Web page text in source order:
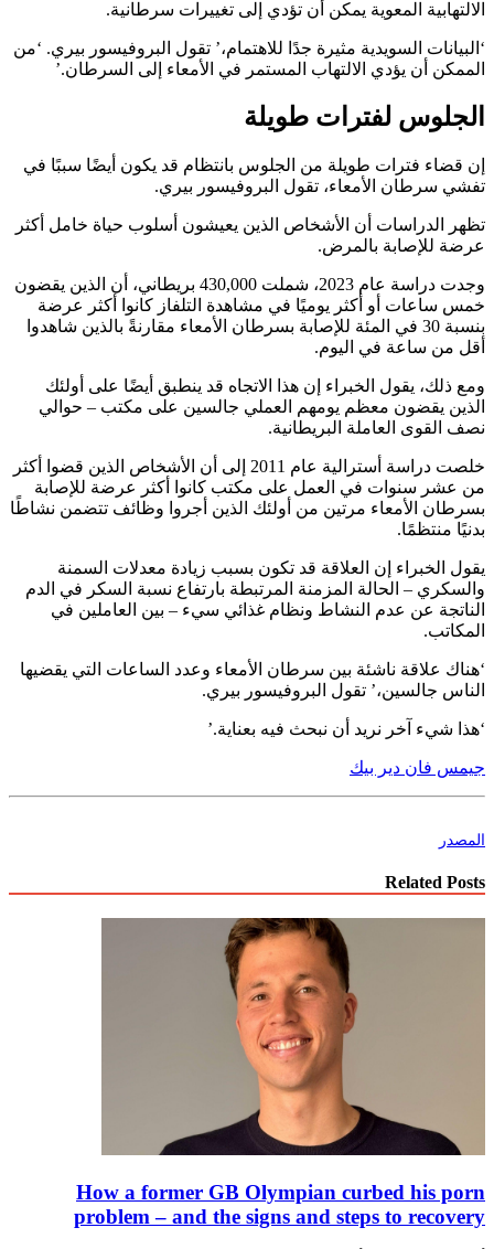
الالتهابية المعوية يمكن أن تؤدي إلى تغييرات سرطانية.
‘البيانات السويدية مثيرة جدًا للاهتمام،’ تقول البروفيسور بيري. ‘من
الممكن أن يؤدي الالتهاب المستمر في الأمعاء إلى السرطان.’
الجلوس لفترات طويلة
إن قضاء فترات طويلة من الجلوس بانتظام قد يكون أيضًا سببًا في
تفشي سرطان الأمعاء، تقول البروفيسور بيري.
تظهر الدراسات أن الأشخاص الذين يعيشون أسلوب حياة خامل أكثر
عرضة للإصابة بالمرض.
وجدت دراسة عام 2023، شملت 430,000 بريطاني، أن الذين يقضون
خمس ساعات أو أكثر يوميًا في مشاهدة التلفاز كانوا أكثر عرضة
بنسبة 30 في المئة للإصابة بسرطان الأمعاء مقارنةً بالذين شاهدوا
أقل من ساعة في اليوم.
ومع ذلك، يقول الخبراء إن هذا الاتجاه قد ينطبق أيضًا على أولئك
الذين يقضون معظم يومهم العملي جالسين على مكتب – حوالي
نصف القوى العاملة البريطانية.
خلصت دراسة أسترالية عام 2011 إلى أن الأشخاص الذين قضوا أكثر
من عشر سنوات في العمل على مكتب كانوا أكثر عرضة للإصابة
بسرطان الأمعاء مرتين من أولئك الذين أجروا وظائف تتضمن نشاطًا
بدنيًا منتظمًا.
يقول الخبراء إن العلاقة قد تكون بسبب زيادة معدلات السمنة
والسكري – الحالة المزمنة المرتبطة بارتفاع نسبة السكر في الدم
الناتجة عن عدم النشاط ونظام غذائي سيء – بين العاملين في
المكاتب.
‘هناك علاقة ناشئة بين سرطان الأمعاء وعدد الساعات التي يقضيها
الناس جالسين،’ تقول البروفيسور بيري.
‘هذا شيء آخر نريد أن نبحث فيه بعناية.’
جيمس فان دير بيك
المصدر
Related Posts
How a former GB Olympian curbed his porn
problem – and the signs and steps to recovery